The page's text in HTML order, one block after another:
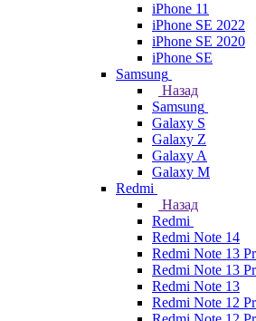
iPhone 11
iPhone SE 2022
iPhone SE 2020
iPhone SE
Samsung
Назад
Samsung
Galaxy S
Galaxy Z
Galaxy A
Galaxy M
Redmi
Назад
Redmi
Redmi Note 14
Redmi Note 13
Redmi Note 13
Redmi Note 13
Redmi Note 12